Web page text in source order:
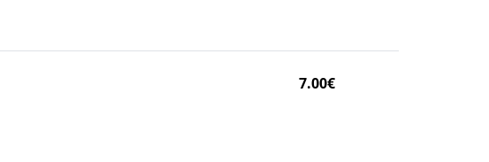
7.00€